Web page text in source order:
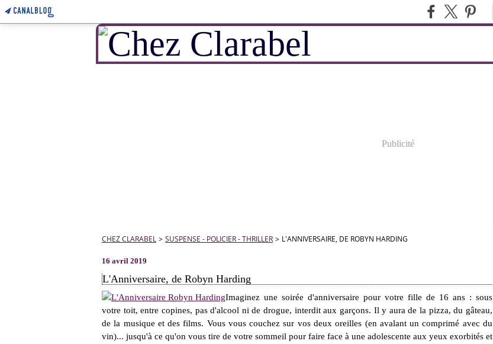
Publicité
CHEZ CLARABEL > SUSPENSE - POLICIER - THRILLER > L'ANNIVERSAIRE, DE ROBYN HARDING
16 avril 2019
L'Anniversaire, de Robyn Harding
Imaginez une soirée d'anniversaire pour votre fille de 16 ans : sous
votre toit, entre copines, pas d'alcool ni de drogue, interdit aux garçons. Il y aura de la pizza, du gâteau,
de la musique et des films. Vous vous couchez sur vos deux oreilles (en avalant un comprimé avec du
vin)... jusqu'à ce qu'on vous tire de votre sommeil pour faire face à une adolescente aux yeux exorbités et